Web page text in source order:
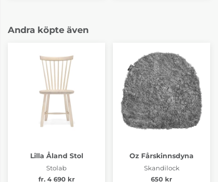
Andra köpte även
Lilla Åland Stol
Stolab
fr. 4 690 kr
Oz Fårskinnsdyna
Skandilock
650 kr